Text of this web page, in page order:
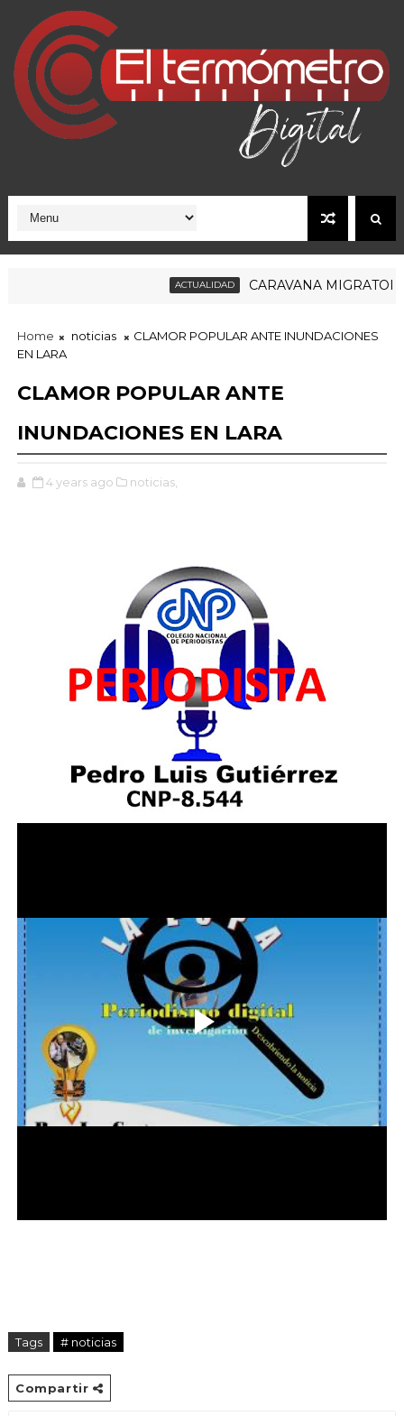
ACTUALIDAD CARAVANA MIGRATORIA
Home noticias
CLAMOR POPULAR ANTE INUNDACIONES
EN LARA
CLAMOR POPULAR ANTE
INUNDACIONES EN LARA
4 years ago noticias,
Tags # noticias
Compartir